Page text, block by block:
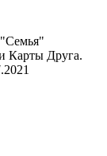
"Семья"
Карты Друга.